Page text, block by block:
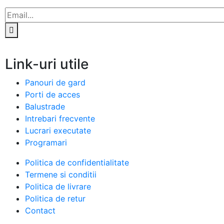
Link-uri utile
Panouri de gard
Porti de acces
Balustrade
Intrebari frecvente
Lucrari executate
Programari
Politica de confidentialitate
Termene si conditii
Politica de livrare
Politica de retur
Contact